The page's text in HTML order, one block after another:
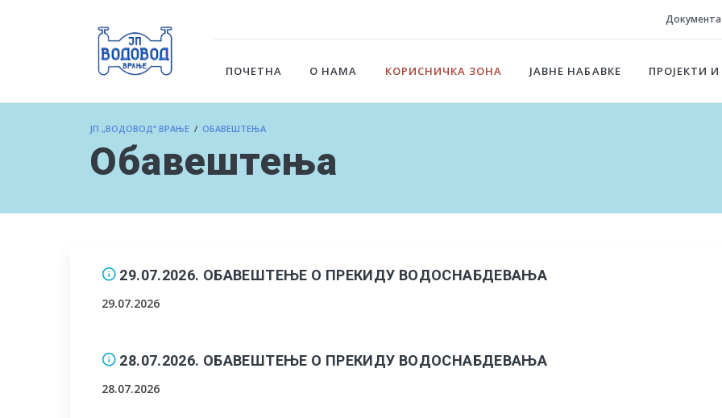
Документа
ПОЧЕТНА О НАМА КОРИСНИЧКА ЗОНА ЈАВНЕ НАБАВКЕ ПРОЈЕКТИ
ЈП „ВОДОВОД“ ВРАЊЕ / ОБАВЕШТЕЊА
Обавештења
29.07.2026. ОБАВЕШТЕЊЕ О ПРЕКИДУ ВОДОСНАБДЕВАЊА
29.07.2026
28.07.2026. ОБАВЕШТЕЊЕ О ПРЕКИДУ ВОДОСНАБДЕВАЊА
28.07.2026